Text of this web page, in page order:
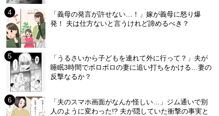
「義母の発言が許せない…！」嫁が義母に怒り爆
発！ 夫は仕方ないと言うけれど諦めるべき？
「うるさいから子どもを連れて外に行って？」夫が
睡眠3時間でボロボロの妻に追い打ちをかける…妻の
反撃なるか？
「夫のスマホ画面がなんか怪しい…」ジム通いで別
人のように変わった!? 夫が隠していた衝撃の事実と